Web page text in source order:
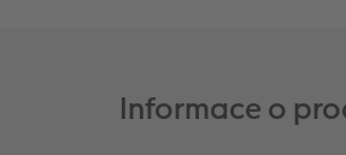
Informace o